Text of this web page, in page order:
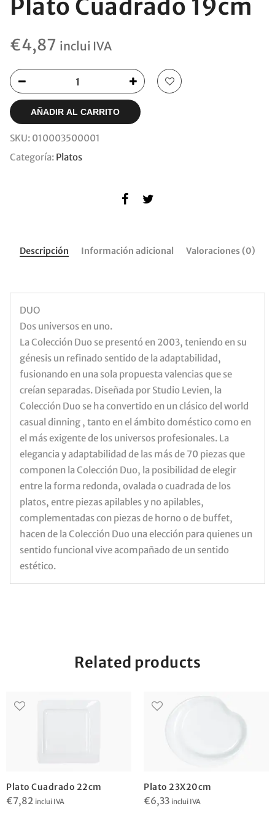
Plato Cuadrado 19cm
€4,87 inclui IVA
AÑADIR AL CARRITO
SKU: 010003500001
Categoría: Platos
Descripción Información adicional Valoraciones (0)
DUO
Dos universos en uno.
La Colección Duo se presentó en 2003, teniendo en su
génesis un refinado sentido de la adaptabilidad,
fusionando en una sola propuesta valencias que se
creían separadas. Diseñada por Studio Levien, la
Colección Duo se ha convertido en un clásico del world
casual dinning , tanto en el ámbito doméstico como en
el más exigente de los universos profesionales. La
elegancia y adaptabilidad de las más de 70 piezas que
componen la Colección Duo, la posibilidad de elegir
entre la forma redonda, ovalada o cuadrada de los
platos, entre piezas apilables y no apilables,
complementadas con piezas de horno o de buffet,
hacen de la Colección Duo una elección para quienes un
sentido funcional vive acompañado de un sentido
estético.
Related products
Plato Cuadrado 22cm
€7,82 inclui IVA
Plato 23X20cm
€6,33 inclui IVA